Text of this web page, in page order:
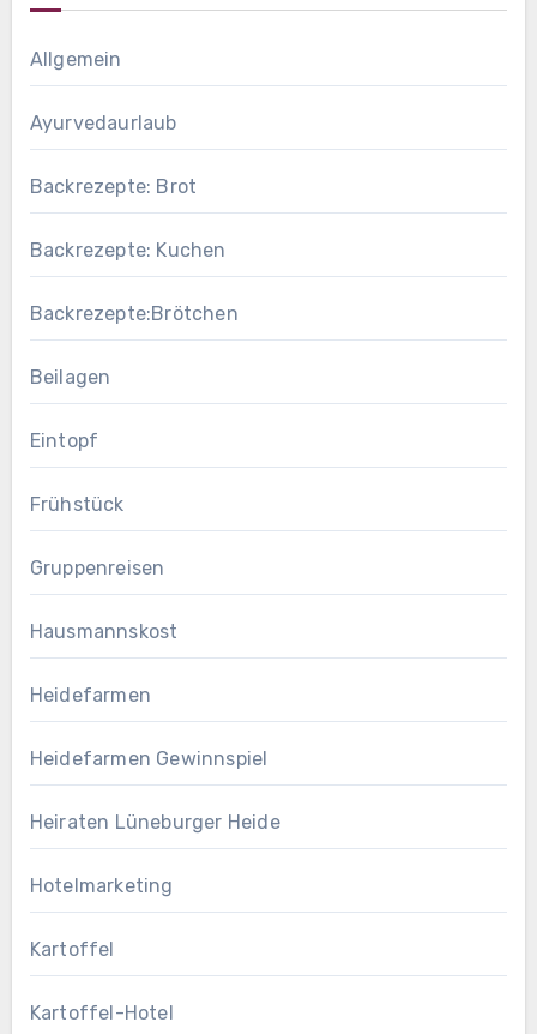
Allgemein
Ayurvedaurlaub
Backrezepte: Brot
Backrezepte: Kuchen
Backrezepte:Brötchen
Beilagen
Eintopf
Frühstück
Gruppenreisen
Hausmannskost
Heidefarmen
Heidefarmen Gewinnspiel
Heiraten Lüneburger Heide
Hotelmarketing
Kartoffel
Kartoffel-Hotel